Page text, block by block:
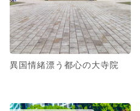
異国情緒漂う都心の大寺院